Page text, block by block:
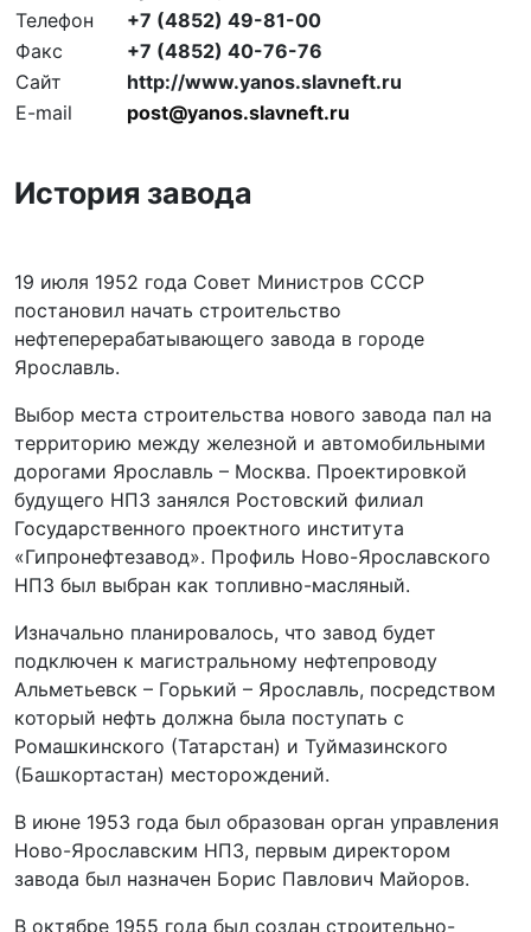
Телефон
+7 (4852) 49-81-00
Факс
+7 (4852) 40-76-76
Сайт
http://www.yanos.slavneft.ru
E-mail
post@yanos.slavneft.ru
История завода
19 июля 1952 года Совет Министров СССР
постановил начать строительство
нефтеперерабатывающего завода в городе
Ярославль.
Выбор места строительства нового завода пал на
территорию между железной и автомобильными
дорогами Ярославль – Москва. Проектировкой
будущего НПЗ занялся Ростовский филиал
Государственного проектного института
«Гипронефтезавод». Профиль Ново-Ярославского
НПЗ был выбран как топливно-масляный.
Изначально планировалось, что завод будет
подключен к магистральному нефтепроводу
Альметьевск – Горький – Ярославль, посредством
который нефть должна была поступать с
Ромашкинского (Татарстан) и Туймазинского
(Башкортастан) месторождений.
В июне 1953 года был образован орган управления
Ново-Ярославским НПЗ, первым директором
завода был назначен Борис Павлович Майоров.
В октябре 1955 года был создан строительно-